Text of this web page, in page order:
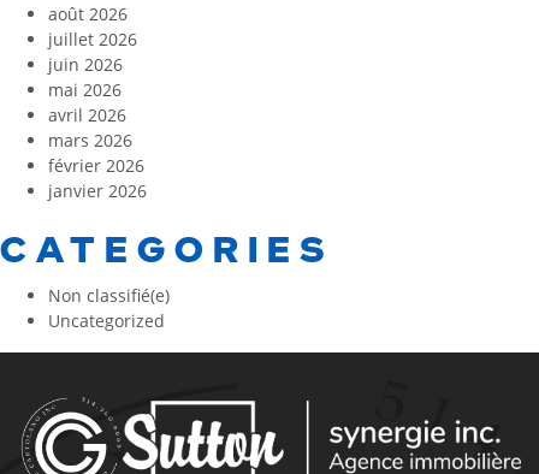
août 2026
juillet 2026
juin 2026
mai 2026
avril 2026
mars 2026
février 2026
janvier 2026
CATEGORIES
Non classifié(e)
Uncategorized